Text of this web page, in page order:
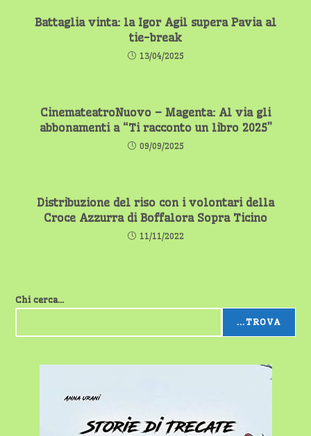
Battaglia vinta: la Igor Agil supera Pavia al
tie-break
13/04/2025
CinemateatroNuovo – Magenta: Al via gli
abbonamenti a “Ti racconto un libro 2025”
09/09/2025
Distribuzione del riso con i volontari della
Croce Azzurra di Boffalora Sopra Ticino
11/11/2022
Chi cerca...
...TROVA